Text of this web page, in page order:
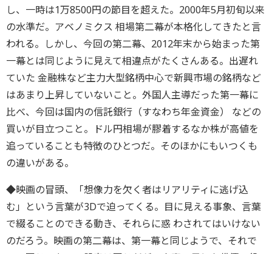
し、一時は1万8500円の節目を超えた。2000年5月初旬以来
の水準だ。アベノミクス 相場第二幕が本格化してきたと言
われる。しかし、今回の第二幕、2012年末から始まった第
一幕とは同じように見えて相違点がたくさんある。出遅れ
ていた 金融株など主力大型銘柄中心で新興市場の銘柄など
はあまり上昇していないこと。外国人主導だった第一幕に
比べ、今回は国内の信託銀行（すなわち年金資金） などの
買いが目立つこと。ドル円相場が膠着するなか株が高値を
追っていることも特徴のひとつだ。そのほかにもいつくも
の違いがある。
◆映画の冒頭、「想像力を欠く者はリアリティに逃げ込
む」という言葉が3Dで迫ってくる。目に見える事象、言葉
で綴ることのできる動き、それらに惑 わされてはいけない
のだろう。映画の第二幕は、第一幕と同じようで、それで